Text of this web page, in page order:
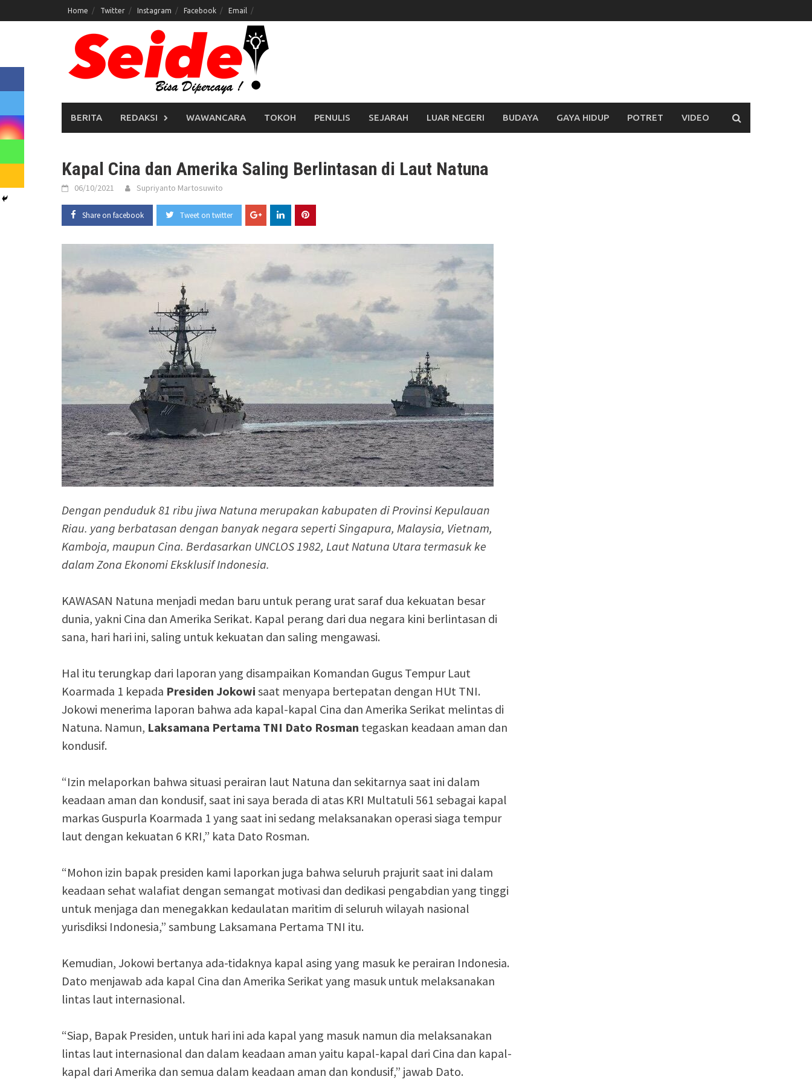
to
Home Twitter Instagram Facebook Email
BERITA REDAKSI WAWANCARA TOKOH PENULIS SEJARAH LUAR NEGERI BUDAYA GAYA HIDUP POTRET VIDEO
Kapal Cina dan Amerika Saling Berlintasan di Laut Natuna
06/10/2021 Supriyanto Martosuwito
Share on facebook Tweet on twitter
Dengan penduduk 81 ribu jiwa Natuna merupakan kabupaten di Provinsi Kepulauan
Riau. yang berbatasan dengan banyak negara seperti Singapura, Malaysia, Vietnam,
Kamboja, maupun Cina. Berdasarkan UNCLOS 1982, Laut Natuna Utara termasuk ke
dalam Zona Ekonomi Eksklusif Indonesia.
KAWASAN Natuna menjadi medan baru untuk perang urat saraf dua kekuatan besar
dunia, yakni Cina dan Amerika Serikat. Kapal perang dari dua negara kini berlintasan di
sana, hari hari ini, saling untuk kekuatan dan saling mengawasi.
Hal itu terungkap dari laporan yang disampaikan Komandan Gugus Tempur Laut
Koarmada 1 kepada Presiden Jokowi saat menyapa bertepatan dengan HUt TNI.
Jokowi menerima laporan bahwa ada kapal-kapal Cina dan Amerika Serikat melintas di
Natuna. Namun, Laksamana Pertama TNI Dato Rosman tegaskan keadaan aman dan
kondusif.
“Izin melaporkan bahwa situasi perairan laut Natuna dan sekitarnya saat ini dalam
keadaan aman dan kondusif, saat ini saya berada di atas KRI Multatuli 561 sebagai kapal
markas Guspurla Koarmada 1 yang saat ini sedang melaksanakan operasi siaga tempur
laut dengan kekuatan 6 KRI,” kata Dato Rosman.
“Mohon izin bapak presiden kami laporkan juga bahwa seluruh prajurit saat ini dalam
keadaan sehat walafiat dengan semangat motivasi dan dedikasi pengabdian yang tinggi
untuk menjaga dan menegakkan kedaulatan maritim di seluruh wilayah nasional
yurisdiksi Indonesia,” sambung Laksamana Pertama TNI itu.
Kemudian, Jokowi bertanya ada-tidaknya kapal asing yang masuk ke perairan Indonesia.
Dato menjawab ada kapal Cina dan Amerika Serikat yang masuk untuk melaksanakan
lintas laut internasional.
“Siap, Bapak Presiden, untuk hari ini ada kapal yang masuk namun dia melaksanakan
lintas laut internasional dan dalam keadaan aman yaitu kapal-kapal dari Cina dan kapal-
kapal dari Amerika dan semua dalam keadaan aman dan kondusif,” jawab Dato.